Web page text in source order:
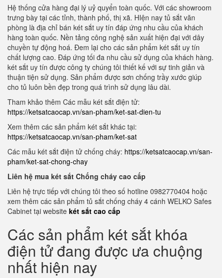
Hệ thống cửa hàng đại lý uỷ quyển toàn quốc. Với các showroom
trưng bày tại các tỉnh, thành phố, thị xã. HIện nay tủ sắt văn
phòng là địa chỉ bán két sắt uy tín đáp ứng nhu cầu của khách
hàng toàn quốc. Nền tảng công nghệ sản xuất hiện đại với dây
chuyền tự động hoá. Đem lại cho các sản phẩm két sắt uy tín
chất lượng cao. Đáp ứng tối đa nhu cầu sử dụng của khách hàng.
két sắt uy tín được công ty chúng tôi thiết kế với sự tinh giản và
thuận tiện sử dụng. Sản phẩm được sơn chống trầy xước giúp
cho tủ luôn bền đẹp trong quá trình sử dụng lâu dài.
Tham khảo thêm Các mẫu két sắt điện tử:
https://ketsatcaocap.vn/san-pham/ket-sat-dien-tu
Xem thêm các sản phẩm két sắt khác tại:
https://ketsatcaocap.vn/san-pham/ket-sat
Các mẫu két sắt điện tử chống cháy: https://ketsatcaocap.vn/san-
pham/ket-sat-chong-chay
Liên hệ mua két sắt Chống cháy cao cấp
Liên hệ trực tiếp với chúng tôi theo số hotline 0982770404 hoặc
xem thêm các sản phẩm tủ sắt chống cháy 4 cánh WELKO Safes
Cabinet tại website két sắt cao cấp
Các sản phẩm két sắt khóa
điện tử đang được ưa chuộng
nhất hiện nay